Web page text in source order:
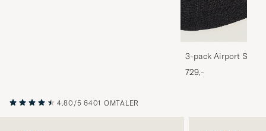
3-pack Airport
Melange
729,-
4.80/5 6401 OMTALER